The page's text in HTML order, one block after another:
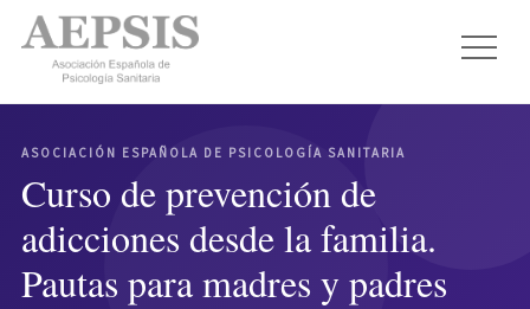
ASOCIACIÓN ESPAÑOLA DE PSICOLOGÍA SANITARIA
Curso de prevención de
adicciones desde la familia.
Pautas para madres y padres